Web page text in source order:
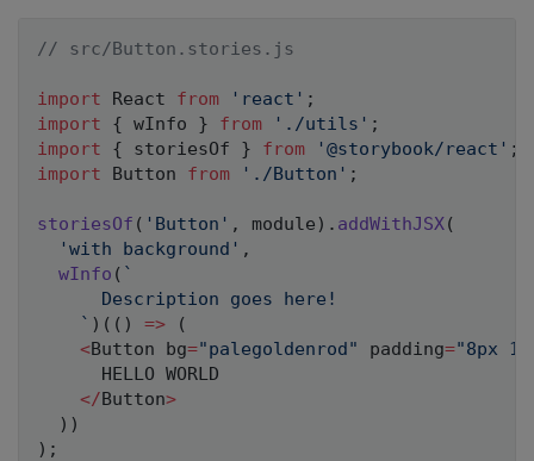
// src/Button.stories.js
import React from 'react' ;
import
{ wInfo } from './utils' ;
import
{ storiesOf } from '@storybook/react' ;
import Button from './Button' ;
storiesOf ( 'Button' , module ) . addWithJSX(
'with background' ,
wInfo ( `
      Description goes here!
` ) ( ( ) =>
(
<Button bg="palegoldenrod" padding="8px
HELLO WORLD
</Button>
) )
) ;